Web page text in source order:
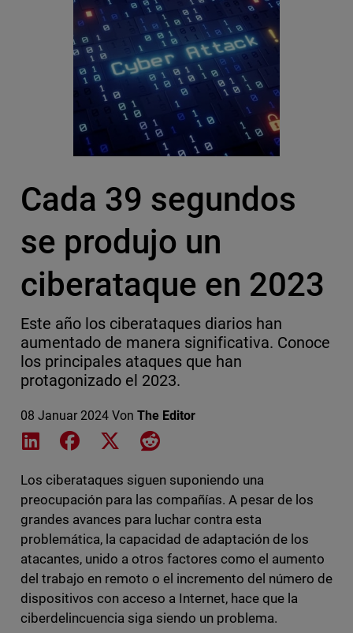
Cada 39 segundos
se produjo un
ciberataque en 2023
Este año los ciberataques diarios han
aumentado de manera significativa. Conoce
los principales ataques que han
protagonizado el 2023.
08 Januar 2024 Von The Editor
Share on LinkedIn
Share on Facebook
Share on XShare on Reddit
Los ciberataques siguen suponiendo una
preocupación para las compañías. A pesar de los
grandes avances para luchar contra esta
problemática, la capacidad de adaptación de los
atacantes, unido a otros factores como el aumento
del trabajo en remoto o el incremento del número de
dispositivos con acceso a Internet, hace que la
ciberdelincuencia siga siendo un problema.